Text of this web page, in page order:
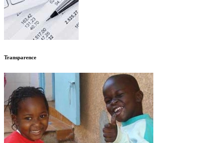
Transparence